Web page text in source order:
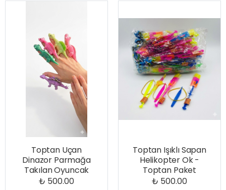
Toptan Uçan
Dinazor Parmağa
Takılan Oyuncak
₺ 500.00
Toptan Işıklı Sapan
Helikopter Ok -
Toptan Paket
₺ 500.00